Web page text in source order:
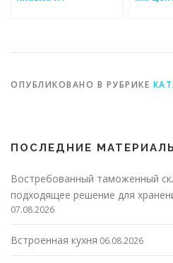
ОПУБЛИКОВАНО В РУБРИКЕ
ПОСЛЕДНИЕ
Востребованный таможенный
подходящее решение для
07.08.2026
Встроенная кухня 06.08.2026